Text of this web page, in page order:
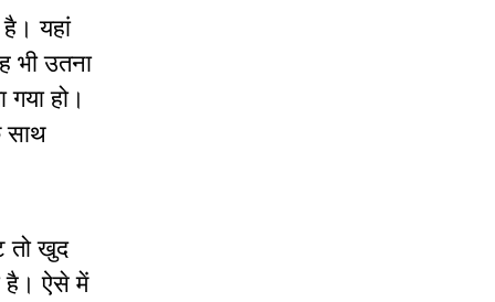
यहां
भी उतना
हो।
साथ
तो खुद
है। ऐसे में